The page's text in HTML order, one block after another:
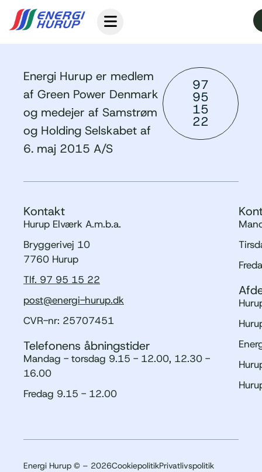
Energi Hurup er medlem
af Green Power Denmark
og medejer af Samstrøm
og Holding Selskabet af
6. maj 2015 A/S
97
95
15
22
Kontakt
Hurup Elværk A.m.b.a.
Bryggerivej 10
7760 Hurup
Tlf. 97 95 15 22
post@energi-hurup.dk
CVR-nr: 25707451
Telefonens åbningstider
Mandag - torsdag 9.15 - 12.00, 12.30 -
16.00
Fredag 9.15 - 12.00
Energi Hurup © – 2026CookiepolitikPrivatlivspolitik